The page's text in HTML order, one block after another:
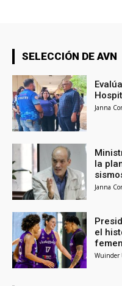
SELECCIÓN DE AVN
Janna
la
Janna
el
Wuinder